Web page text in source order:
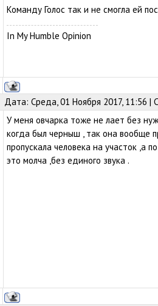
Команду Голос так и не смогла ей
In My Humble Opinion
Дата: Среда, 01 Ноября 2017, 11:56 |
У меня овчарка тоже не лает без
когда был черныш , так она вообще
пропускала человека на участок ,а
это молча ,без единого звука .